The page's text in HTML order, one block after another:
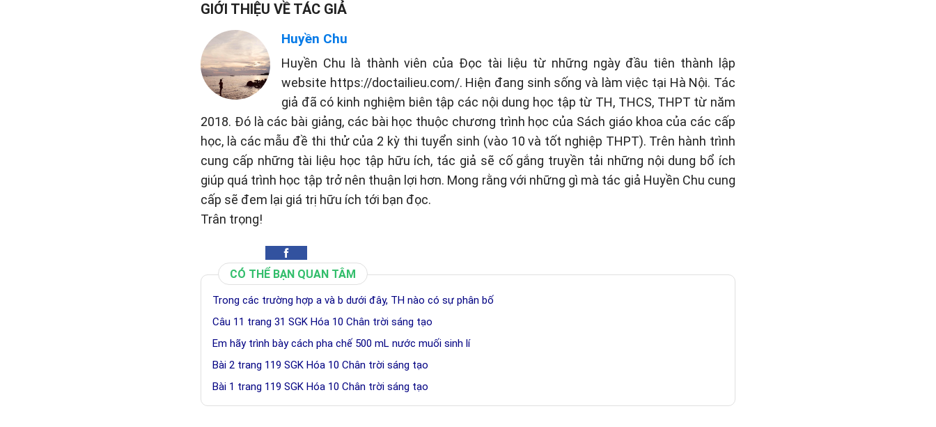
GIỚI THIỆU VỀ TÁC GIẢ
Huyền Chu
Huyền Chu là thành viên của Đọc tài liệu từ những ngày đầu tiên thành lập
website https://doctailieu.com/. Hiện đang sinh sống và làm việc tại Hà Nội. Tác
giả đã có kinh nghiệm biên tập các nội dung học tập từ TH, THCS, THPT từ năm
2018. Đó là các bài giảng, các bài học thuộc chương trình học của Sách giáo khoa của các cấp
học, là các mẫu đề thi thử của 2 kỳ thi tuyển sinh (vào 10 và tốt nghiệp THPT). Trên hành trình
cung cấp những tài liệu học tập hữu ích, tác giả sẽ cố gắng truyền tải những nội dung bổ ích
giúp quá trình học tập trở nên thuận lợi hơn. Mong rằng với những gì mà tác giả Huyền Chu cung
cấp sẽ đem lại giá trị hữu ích tới bạn đọc.
Trân trọng!
CÓ THỂ BẠN QUAN TÂM
Trong các trường hợp a và b dưới đây, TH nào có sự phân bố
Câu 11 trang 31 SGK Hóa 10 Chân trời sáng tạo
Em hãy trình bày cách pha chế 500 mL nước muối sinh lí
Bài 2 trang 119 SGK Hóa 10 Chân trời sáng tạo
Bài 1 trang 119 SGK Hóa 10 Chân trời sáng tạo